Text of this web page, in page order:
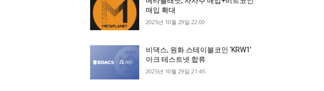
매입 확대
2025년 10월 29일 22:00
비댁스, 원화 스테이블코인 ‘KRW1’
아크 테스트넷 합류
2025년 10월 29일 21:45